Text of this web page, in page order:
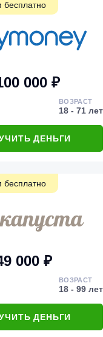
бесплатно
000 ₽
ВОЗРАСТ
18 - 71 лет
ДЕНЬГИ
бесплатно
000 ₽
ВОЗРАСТ
18 - 99 лет
ДЕНЬГИ